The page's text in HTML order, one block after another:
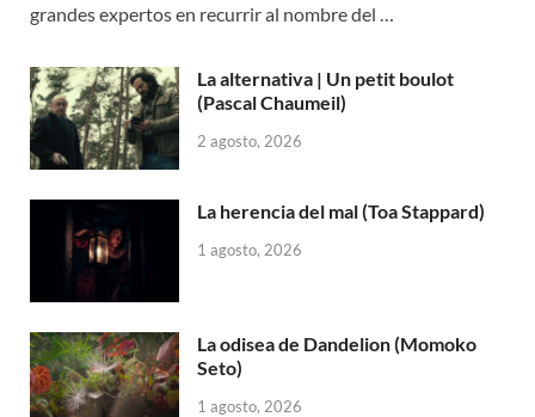
grandes expertos en recurrir al nombre del …
La alternativa | Un petit boulot
(Pascal Chaumeil)
2 agosto, 2026
La herencia del mal (Toa Stappard)
1 agosto, 2026
La odisea de Dandelion (Momoko
Seto)
1 agosto, 2026